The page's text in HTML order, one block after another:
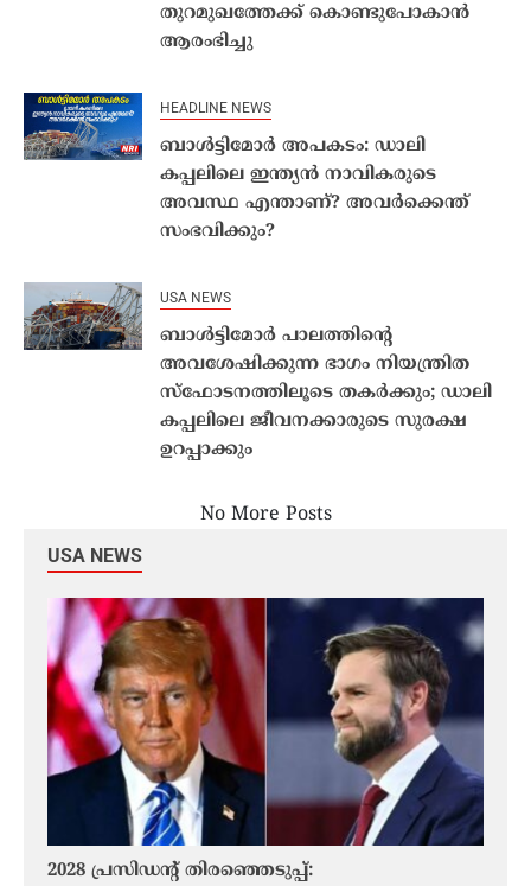
തുറമുഖത്തേക്ക് കൊണ്ടുപോകാൻ
ആരംഭിച്ചു
HEADLINE NEWS
ബാൾട്ടിമോർ അപകടം: ഡാലി
കപ്പലിലെ ഇന്ത്യൻ നാവികരുടെ
അവസ്ഥ എന്താണ്? അവർക്കെന്ത്
സംഭവിക്കും?
USA NEWS
ബാൾട്ടിമോർ പാലത്തിൻ്റെ
അവശേഷിക്കുന്ന ഭാഗം നിയന്ത്രിത
സ്ഫോടനത്തിലൂടെ തകർക്കും; ഡാലി
കപ്പലിലെ ജീവനക്കാരുടെ സുരക്ഷ
ഉറപ്പാക്കും
No More Posts
USA NEWS
2028 പ്രസിഡന്റ് തിരഞ്ഞെടുപ്പ്: